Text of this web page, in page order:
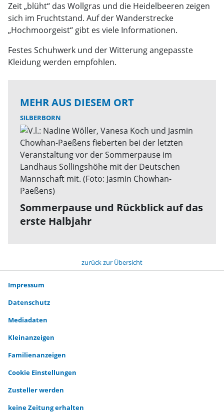
Zeit „blüht“ das Wollgras und die Heidelbeeren zeigen
sich im Fruchtstand. Auf der Wanderstrecke
„Hochmoorgeist“ gibt es viele Informationen.
Festes Schuhwerk und der Witterung angepasste
Kleidung werden empfohlen.
MEHR AUS DIESEM ORT
SILBERBORN
Sommerpause und Rückblick auf das
erste Halbjahr
zurück zur Übersicht
Impressum
Datenschutz
Mediadaten
Kleinanzeigen
Familienanzeigen
Cookie Einstellungen
Zusteller werden
keine Zeitung erhalten